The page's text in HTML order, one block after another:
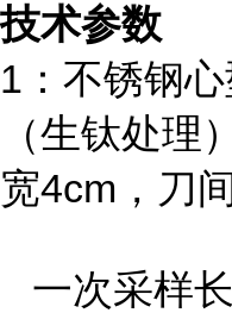
技术参数
1：不锈钢
（生钛处理
宽4cm，刀
一次采样